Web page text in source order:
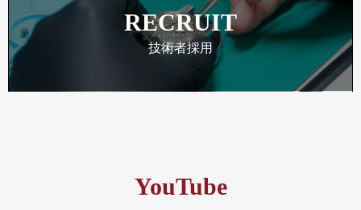
RECRUIT
技術者採用
YouTube